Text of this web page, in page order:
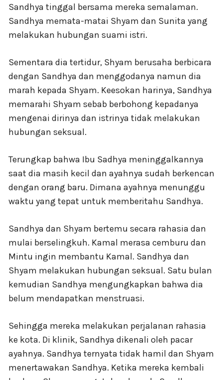
Sandhya tinggal bersama mereka semalaman.
Sandhya memata-matai Shyam dan Sunita yang
melakukan hubungan suami istri.
Sementara dia tertidur, Shyam berusaha berbicara
dengan Sandhya dan menggodanya namun dia
marah kepada Shyam. Keesokan harinya, Sandhya
memarahi Shyam sebab berbohong kepadanya
mengenai dirinya dan istrinya tidak melakukan
hubungan seksual.
Terungkap bahwa Ibu Sadhya meninggalkannya
saat dia masih kecil dan ayahnya sudah berkencan
dengan orang baru. Dimana ayahnya menunggu
waktu yang tepat untuk memberitahu Sandhya.
Sandhya dan Shyam bertemu secara rahasia dan
mulai berselingkuh. Kamal merasa cemburu dan
Mintu ingin membantu Kamal. Sandhya dan
Shyam melakukan hubungan seksual. Satu bulan
kemudian Sandhya mengungkapkan bahwa dia
belum mendapatkan menstruasi.
Sehingga mereka melakukan perjalanan rahasia
ke kota. Di klinik, Sandhya dikenali oleh pacar
ayahnya. Sandhya ternyata tidak hamil dan Shyam
menertawakan Sandhya. Ketika mereka kembali